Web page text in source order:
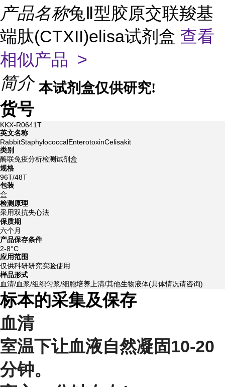
产品名称兔Ⅱ型胶原交联羧基
端肽(CTXII)elisa试剂盒 查看
相似产品 >
简介 本试剂盒仅供研究!
货号
KKX-R0641T
英文名称
RabbitStaphylococcalEnterotoxinCelisakit
类别
酶联免疫分析检测试剂盒
规格
96T/48T
包装
盒
检测原理
采用双抗夹心法
保质期
六个月
产品保存条件
2-8°C
应用范围
仅供科研研究实验使用
样品形式
血清/血浆/组织匀浆/细胞培养上清/其他生物液体(具体情况请咨询)
标本的采集及保存
血清
室温下让血液自然凝固10-20
分钟。